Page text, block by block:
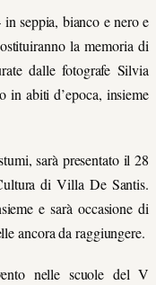
seppia, bianco e nero e
la memoria di
dalle fotografe Silvia
in abiti d’epoca, insieme
sarà presentato il 28
di Villa De Santis.
e sarà occasione di
ancora da raggiungere.
nelle scuole del V